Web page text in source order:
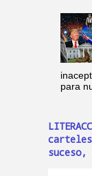
para
suceso,